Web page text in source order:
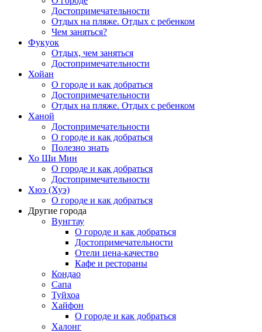
Достопримечательности
Отдых на пляже. Отдых с ребенком
Чем заняться?
Фукуок
Отдых, чем заняться
Достопримечательности
Хойан
О городе и как добраться
Достопримечательности
Отдых на пляже. Отдых с ребенком
Ханой
Достопримечательности
О городе и как добраться
Полезно знать
Хо Ши Мин
О городе и как добраться
Достопримечательности
Хюэ (Хуэ)
О городе и как добраться
Другие города
Вунгтау
О городе и как добраться
Достопримечательности
Отели цена-качество
Кафе и рестораны
Кондао
Сапа
Туйхоа
Хайфон
О городе и как добраться
Халонг